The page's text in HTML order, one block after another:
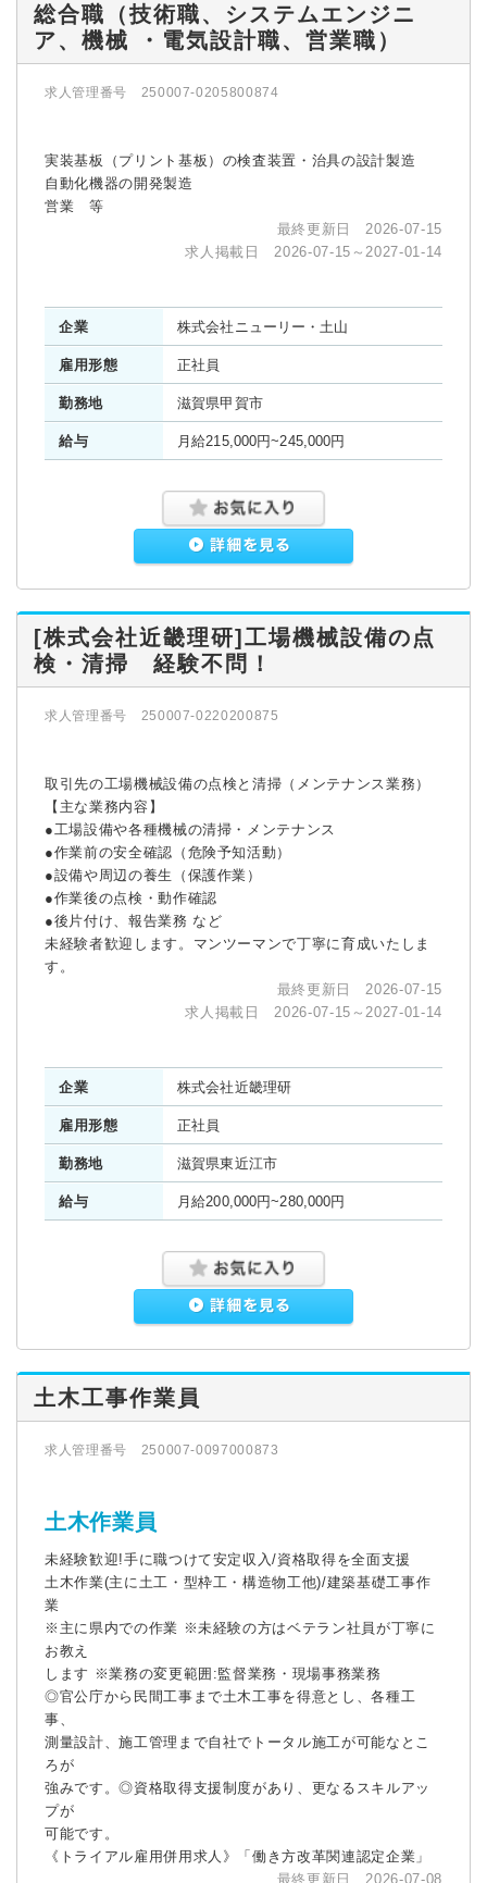
総合職（技術職、システムエンジニ
ア、機械 ・電気設計職、営業職）
求人管理番号 250007-0205800874
実装基板（プリント基板）の検査装置・治具の設計製造
自動化機器の開発製造
営業 等
最終更新日 2026-07-15
求人掲載日 2026-07-15～2027-01-14
企業 株式会社ニューリー・土山
雇用形態 正社員
勤務地 滋賀県甲賀市
給与 月給215,000円~245,000円
[株式会社近畿理研]工場機械設備の点
検・清掃 経験不問！
求人管理番号 250007-0220200875
取引先の工場機械設備の点検と清掃（メンテナンス業務）
【主な業務内容】
●工場設備や各種機械の清掃・メンテナンス
●作業前の安全確認（危険予知活動）
●設備や周辺の養生（保護作業）
●作業後の点検・動作確認
●後片付け、報告業務 など
未経験者歓迎します。マンツーマンで丁寧に育成いたしま
す。
最終更新日 2026-07-15
求人掲載日 2026-07-15～2027-01-14
企業 株式会社近畿理研
雇用形態 正社員
勤務地 滋賀県東近江市
給与 月給200,000円~280,000円
土木工事作業員
求人管理番号 250007-0097000873
土木作業員
未経験歓迎!手に職つけて安定収入/資格取得を全面支援
土木作業(主に土工・型枠工・構造物工他)/建築基礎工事作
業
※主に県内での作業 ※未経験の方はベテラン社員が丁寧に
お教え
します ※業務の変更範囲:監督業務・現場事務業務
◎官公庁から民間工事まで土木工事を得意とし、各種工
事、
測量設計、施工管理まで自社でトータル施工が可能なとこ
ろが
強みです。◎資格取得支援制度があり、更なるスキルアッ
プが
可能です。
《トライアル雇用併用求人》「働き方改革関連認定企業」
最終更新日 2026-07-08